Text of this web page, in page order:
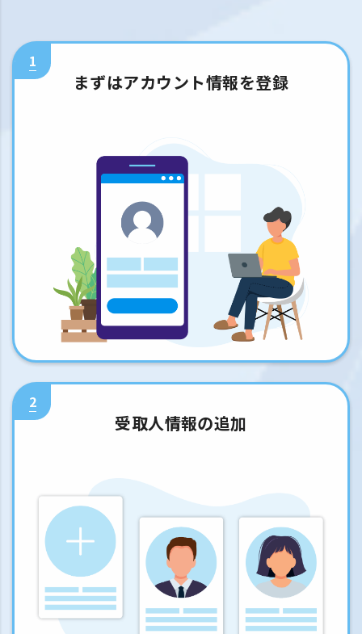
1
まずはアカウント情報を登録
2
受取人情報の追加